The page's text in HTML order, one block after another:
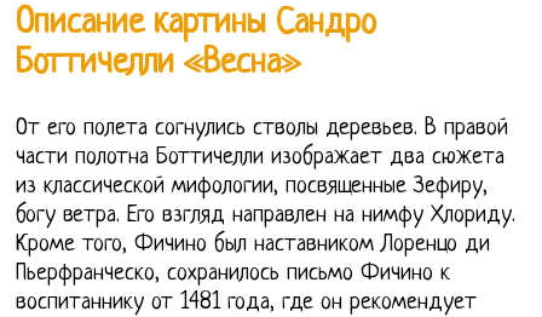
Описание картины Сандро
Боттичелли «Весна»
От его полета согнулись стволы деревьев. В правой
части полотна Боттичелли изображает два сюжета
из классической мифологии, посвященные Зефиру,
богу ветра. Его взгляд направлен на нимфу Хлориду.
Кроме того, Фичино был наставником Лоренцо ди
Пьерфранческо, сохранилось письмо Фичино к
воспитаннику от 1481 года, где он рекомендует